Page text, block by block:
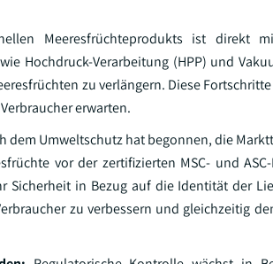
Meeresfrüchteprodukts ist direkt
Hochdruck-Verarbeitung (HPP) und
zu verlängern. Diese
erwarten.
dem Umweltschutz hat begonnen, die
vor der zertifizierten MSC- und ASC-
Sicherheit in Bezug auf die Identität der
zu verbessern und gleichzeitig